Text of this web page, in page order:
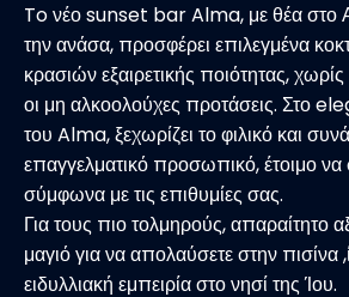
To νέο sunset bar Alma, με θέα στο
την ανάσα, προσφέρει επιλεγμένα
κρασιών εξαιρετικής ποιότητας,
οι μη αλκοολούχες προτάσεις. Στο
του Alma, ξεχωρίζει το φιλικό και
επαγγελματικό προσωπικό, έτοιμο να
σύμφωνα με τις επιθυμίες σας.
Για τους πιο τολμηρούς, απαραίτητο
μαγιό για να απολαύσετε στην πισίνα
ειδυλλιακή εμπειρία στο νησί της Ίου.